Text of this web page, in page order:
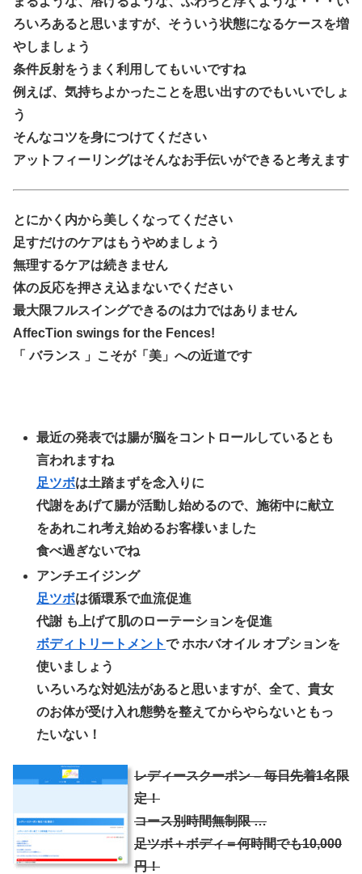
ろいろあると思いますが、そういう状態になるケースを増
やしましょう
条件反射をうまく利用してもいいですね
例えば、気持ちよかったことを思い出すのでもいいでしょ
う
そんなコツを身につけてください
アットフィーリングはそんなお手伝いができると考えます
とにかく内から美しくなってください
足すだけのケアはもうやめましょう
無理するケアは続きません
体の反応を押さえ込まないでください
最大限フルスイングできるのは力ではありません
AffecTion swings for the Fences!
「 バランス 」こそが「美」への近道です
最近の発表では腸が脳をコントロールしているとも
言われますね
足ツボは土踏まずを念入りに
代謝をあげて腸が活動し始めるので、施術中に献立
をあれこれ考え始めるお客様いました
食べ過ぎないでね
アンチエイジング
足ツボは循環系で血流促進
代謝 も上げて肌のローテーションを促進
ボディトリートメントで ホホバオイル オプションを
使いましょう
いろいろな対処法があると思いますが、全て、貴女
のお体が受け入れ態勢を整えてからやらないともっ
たいない！
レディースクーポン – 毎日先着1名限
定！
コース別時間無制限 …
足ツボ＋ボディ＝何時間でも10,000
円！